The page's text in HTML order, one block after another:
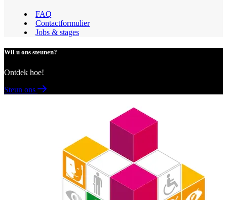
FAQ
Contactformulier
Jobs & stages
Wil u ons steunen?
Ontdek hoe!
Steun ons